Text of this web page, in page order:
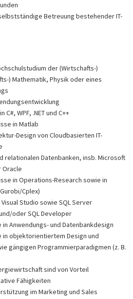
Betreuung bestehender IT-
der (Wirtschafts-)
) Mathematik, Physik oder eines
WPF, .NET und C++
in Matlab
Design von Cloudbasierten IT-
relationalen Datenbanken, insb. Microsoft
Oracle
in Operations-Research sowie in
Cplex)
Studio sowie SQL Server
oder SQL Developer
Anwendungs- und Datenbankdesign
in objektorientiertem Design und
gängigen Programmierparadigmen (z. B.
sind von Vorteil
Fähigkeiten
im Marketing und Sales